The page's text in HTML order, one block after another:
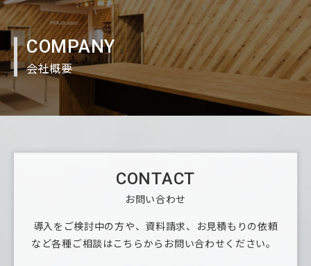
COMPANY
会社概要
CONTACT
お問い合わせ
導入をご検討中の方や、資料請求、お見積もりの依頼
など各種ご相談はこちらからお問い合わせください。